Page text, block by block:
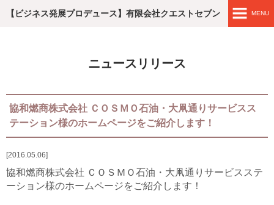
【ビジネス発展プロデュース】有限会社クエストセブン MENU
滋賀・企業おむすび
ニュースリリース
2016.05.06
協和燃商株式会社 ＣＯＳＭＯ石油・大凧通りサービスス
テーション様のホームページをご紹介します！
協和燃商株式会社 ＣＯＳＭＯ石油・大凧通りサービスステ
ーション様のホームページをご紹介します！